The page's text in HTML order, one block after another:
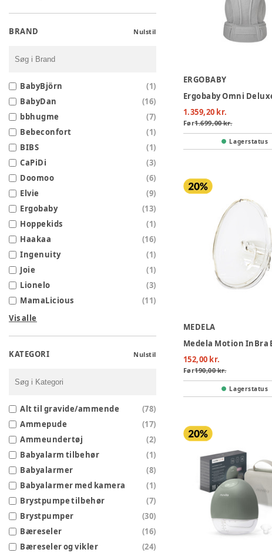
BRAND Nulstil
BabyBjörn (1)
BabyDan
(16)
bbhugme
(7)
Bebeconfort
(1)
BIBS
(1)
CaPiDi
(3)
Doomoo
(6)
Elvie
(9)
Ergobaby
(13)
Hoppekids
(1)
Haakaa
(16)
Ingenuity
(1)
Joie
(1)
Lionelo
(3)
MamaLicious
(11)
Vis alle
KATEGORI Nulstil
Alt til gravide/ammende (78)
Ammepude
(17)
Ammeundertøj
(2)
Babyalarm tilbehør
(1)
Babyalarmer
(8)
Babyalarmer med kamera
(1)
Brystpumpe tilbehør
(7)
Brystpumper
(30)
Bæreseler
(16)
Bæreseler og vikler
(24)
ERGOBABY
1.359,20 kr.
Før1.699,00 kr.
Lagerstatus
MEDELA
152,00 kr.
Før190,00 kr.
Lagerstatus